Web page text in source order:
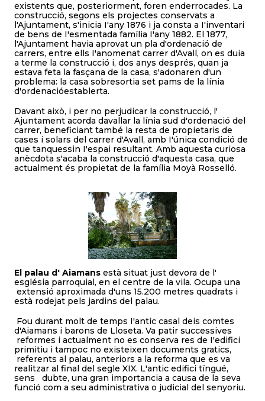
existents que, posteriorment, foren enderrocades. La
construcció, segons els projectes conservats a
l'Ajuntament, s'inicia I'any 1876 i ja consta a I'inventari
de bens de I'esmentada família I'any 1882. El 1877,
l'Ajuntament havia aprovat un pla d'ordenació de
carrers, entre ells I'anomenat carrer d'Avall, on es duia
a terme la construcció i, dos anys després, quan ja
estava feta la fasçana de la casa, s'adonaren d'un
problema: la casa sobresortia set pams de la línia
d'ordenacióestablerta.
Davant això, i per no perjudicar la construcció, l'
Ajuntament acorda davallar la línia sud d'ordenació del
carrer, beneficiant també la resta de propietaris de
cases i solars del carrer d'Avall, amb I'única condició de
que tanquessin I'espai resultant. Amb aquesta curiosa
anècdota s'acaba la construcció d'aquesta casa, que
actualment és propietat de la família Moyà Rosselló.
El palau d' Aiamans està situat just devora de l'
església parroquial, en el centre de la vila. Ocupa una
extensió aproximada d'uns 15.200 metres quadrats i
està rodejat pels jardins del palau.
Fou durant molt de temps I'antic casal deis comtes
d'Aiamans i barons de Lloseta. Va patir successives
reformes i actualment no es conserva res de I'edifici
primitiu i tampoc no existeixen documents gratics,
referents al palau, anteriors a la reforma que es va
realitzar al final del segle XIX. L'antic edifici tíngué,
sens dubte, una gran importancia a causa de la seva
funció com a seu administrativa o judicial del senyoriu.